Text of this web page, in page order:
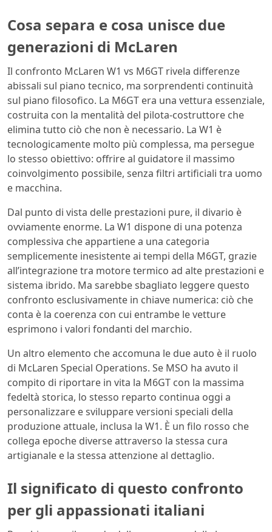
Cosa separa e cosa unisce due
generazioni di McLaren
Il confronto McLaren W1 vs M6GT rivela differenze
abissali sul piano tecnico, ma sorprendenti continuità
sul piano filosofico. La M6GT era una vettura essenziale,
costruita con la mentalità del pilota-costruttore che
elimina tutto ciò che non è necessario. La W1 è
tecnologicamente molto più complessa, ma persegue
lo stesso obiettivo: offrire al guidatore il massimo
coinvolgimento possibile, senza filtri artificiali tra uomo
e macchina.
Dal punto di vista delle prestazioni pure, il divario è
ovviamente enorme. La W1 dispone di una potenza
complessiva che appartiene a una categoria
semplicemente inesistente ai tempi della M6GT, grazie
all’integrazione tra motore termico ad alte prestazioni e
sistema ibrido. Ma sarebbe sbagliato leggere questo
confronto esclusivamente in chiave numerica: ciò che
conta è la coerenza con cui entrambe le vetture
esprimono i valori fondanti del marchio.
Un altro elemento che accomuna le due auto è il ruolo
di McLaren Special Operations. Se MSO ha avuto il
compito di riportare in vita la M6GT con la massima
fedeltà storica, lo stesso reparto continua oggi a
personalizzare e sviluppare versioni speciali della
produzione attuale, inclusa la W1. È un filo rosso che
collega epoche diverse attraverso la stessa cura
artigianale e la stessa attenzione al dettaglio.
Il significato di questo confronto
per gli appassionati italiani